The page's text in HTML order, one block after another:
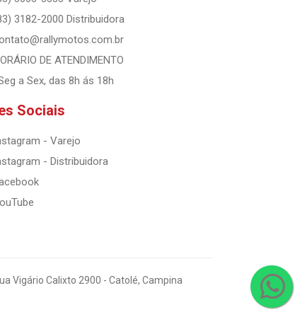
3182-2000 Distribuidora
DE ATENDIMENTO
a Sex, das 8h ás 18h
Sociais
- Varejo
- Distribuidora
Vigário Calixto 2900 - Catolé, Campina